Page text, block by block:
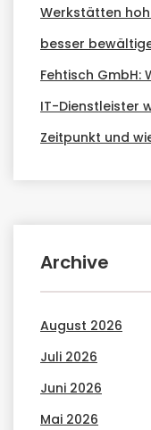
Werkstätten
besser
Fehtisch GmbH:
IT-Dienstleister
Zeitpunkt und
Archive
August 2026
Juli 2026
Juni 2026
Mai 2026